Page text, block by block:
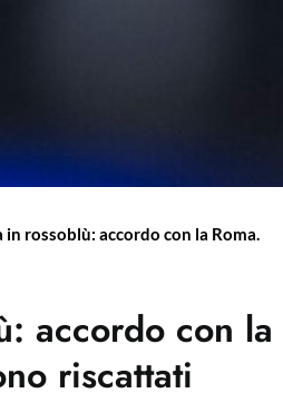
in rossoblù: accordo con la Roma.
accordo con la
riscattati